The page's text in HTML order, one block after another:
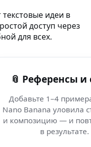
идеи в
доступ через
для всех.
📎 Референсы и
Добавьте 1–4
Nano Banana уловила
и композицию — и
в результате.